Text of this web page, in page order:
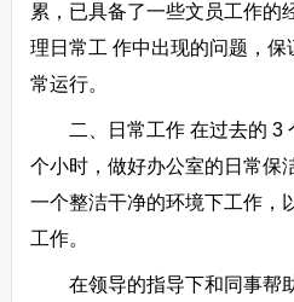
累，已具备了一些文员工作的
理日常工 作中出现的问题，
常运行。
二、日常工作 在过去的 3
个小时，做好办公室的日常保
一个整洁干净的环境下工作，
工作。
在领导的指导下和同事帮